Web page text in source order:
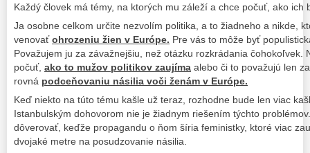
Každý človek má témy, na ktorých mu záleží a chce počuť, ako ich
Ja osobne celkom určite nezvolím politika, a to žiadneho a nikde,
venovaťohrozeniu žien v Európe. Pre vás to môže byť
Považujem ju za závažnejšiu, než otázku rozkrádania čohokoľvek.
počuť, ako to mužov politikov zaujíma alebo či to považujú len
rovná podceňovaniu násilia voči ženám v Európe.
Keď niekto na túto tému kašle už teraz, rozhodne bude len viac
Istanbulským dohovorom nie je žiadnym riešením týchto
dôverovať, keďže propagandu o ňom šíria feministky, ktoré viac
dvojaké metre na posudzovanie násilia.